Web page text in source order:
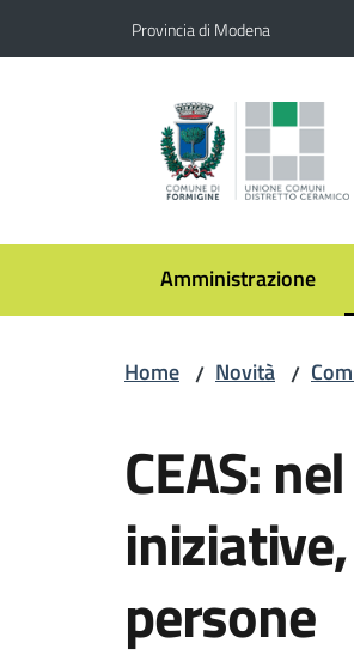
Provincia di Modena
Amministrazione
Home / Novità /
CEAS:
persone